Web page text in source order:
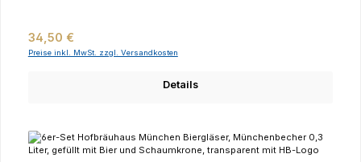
Regulärer Preis:
34,50 €
Preise inkl. MwSt. zzgl. Versandkosten
Details